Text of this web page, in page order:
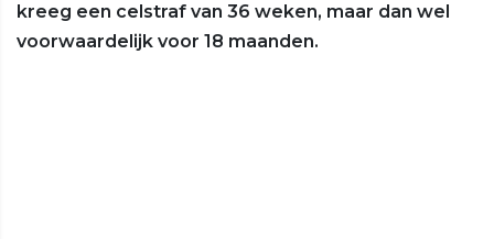
kreeg een celstraf van 36 weken, maar dan wel
voorwaardelijk voor 18 maanden.